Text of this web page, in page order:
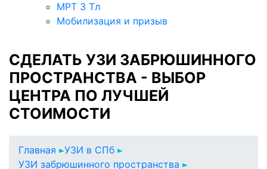
МРТ 3 Тл
Мобилизация и призыв
СДЕЛАТЬ УЗИ ЗАБРЮШИННОГО
ПРОСТРАНСТВА - ВЫБОР
ЦЕНТРА ПО ЛУЧШЕЙ
СТОИМОСТИ
Главная
УЗИ в СПб
УЗИ забрюшинного пространства